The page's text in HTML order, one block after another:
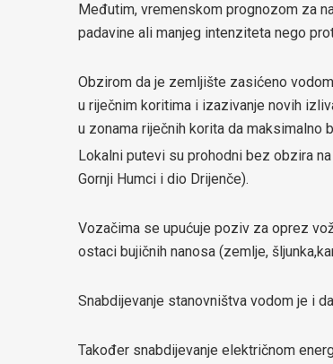
Međutim, vremenskom prognozom za
padavine ali manjeg intenziteta nego
Obzirom da je zemljište zasićeno
u riječnim koritima i izazivanje novih
u zonama riječnih korita da
Lokalni putevi su prohodni bez obzira
Gornji Humci i dio Drijenče).
Vozačima se upućuje poziv za oprez
ostaci bujičnih nanosa (zemlje,
Snabdijevanje stanovništva vodom je i
Također snabdijevanje električnom